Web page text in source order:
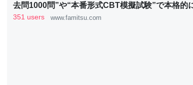
論文では「淡水はカルシウムも酸素も不足してて両方
は」とあって面白い。海にいる鋏角類（カブトガニ・
去問1000問”や“本番形式CBT模擬試験”で本格的
べるノベルゲーム | ゲーム・エンタメ最新情報のフ
351 users www.famitsu.com